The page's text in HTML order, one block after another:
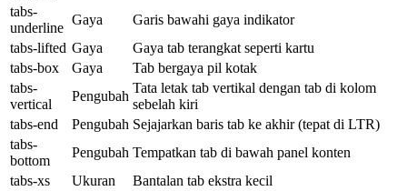
tabs-
underline
Gaya
Garis bawahi gaya indikator
tabs-lifted Gaya
Gaya tab terangkat seperti kartu
tabs-box
Gaya
Tab bergaya pil kotak
tabs-
vertical
Pengubah
Tata letak tab vertikal dengan tab di kolom
sebelah kiri
tabs-end
Pengubah Sejajarkan baris tab ke akhir (tepat di LTR)
tabs-
bottom
Pengubah Tempatkan tab di bawah panel konten
tabs-xs
Ukuran
Bantalan tab ekstra kecil